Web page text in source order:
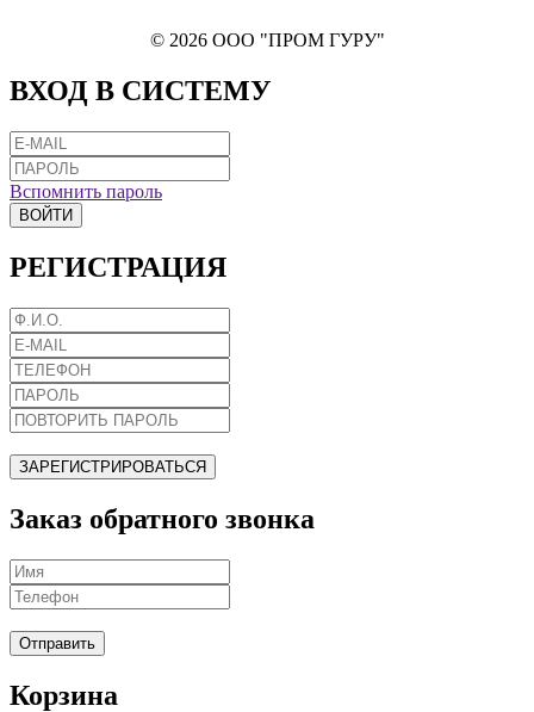
© 2026 ООО "ПРОМ ГУРУ"
ВХОД В СИСТЕМУ
Вспомнить пароль
ВОЙТИ
РЕГИСТРАЦИЯ
ЗАРЕГИСТРИРОВАТЬСЯ
Заказ обратного звонка
Отправить
Корзина